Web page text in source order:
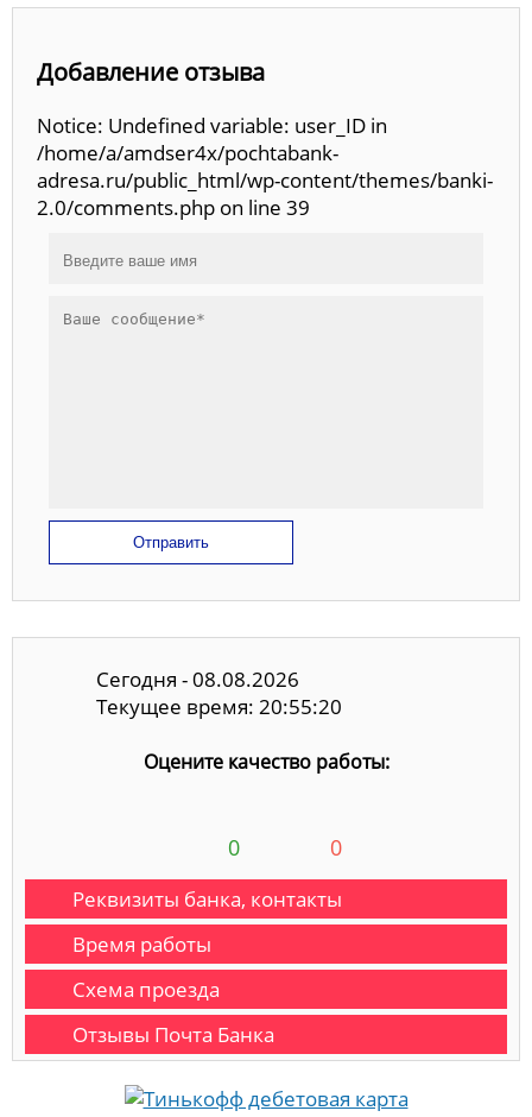
Добавление отзыва
Notice: Undefined variable: user_ID in
/home/a/amdser4x/pochtabank-
adresa.ru/public_html/wp-content/themes/banki-
2.0/comments.php on line 39
Отправить
Сегодня - 08.08.2026
Текущее время: 20:55:21
Оцените качество работы:
0 0
Реквизиты банка, контакты
Время работы
Схема проезда
Отзывы Почта Банка